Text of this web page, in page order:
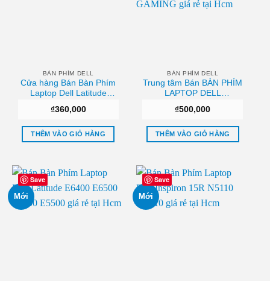
BÀN PHÍM DELL
Cửa hàng Bán Bàn Phím
Laptop Dell Latitude
Uy tín
₫360,000
THÊM VÀO GIỎ HÀNG
BÀN PHÍM DELL
Trung tâm Bán BÀN PHÍM
LAPTOP DELL
GAMING Chất lượng
₫500,000
THÊM VÀO GIỎ HÀNG
Save
Mới
Save
Mới